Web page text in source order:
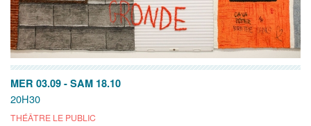
MER 03.09 - SAM 18.10
20H30
THÉÂTRE LE PUBLIC